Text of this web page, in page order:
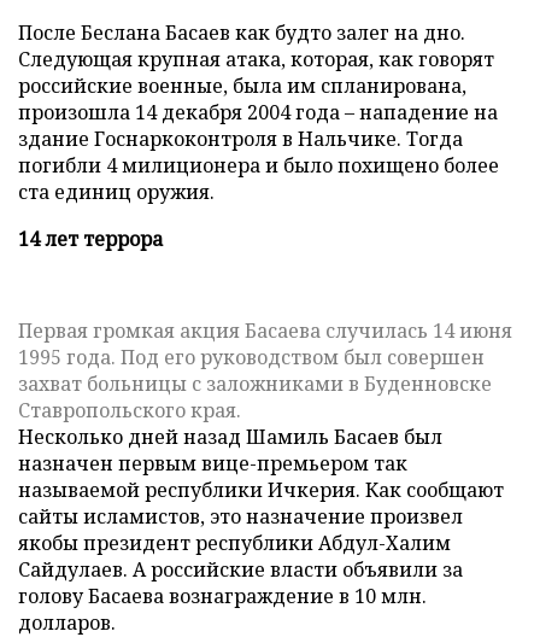
После Беслана Басаев как будто залег на дно.
Следующая крупная атака, которая, как говорят
российские военные, была им спланирована,
произошла 14 декабря 2004 года – нападение на
здание Госнаркоконтроля в Нальчике. Тогда
погибли 4 милиционера и было похищено более
ста единиц оружия.
14 лет террора
Первая громкая акция Басаева случилась 14 июня
1995 года. Под его руководством был совершен
захват больницы с заложниками в Буденновске
Ставропольского края.
Несколько дней назад Шамиль Басаев был
назначен первым вице-премьером так
называемой республики Ичкерия. Как сообщают
сайты исламистов, это назначение произвел
якобы президент республики Абдул-Халим
Сайдулаев. А российские власти объявили за
голову Басаева вознаграждение в 10 млн.
долларов.